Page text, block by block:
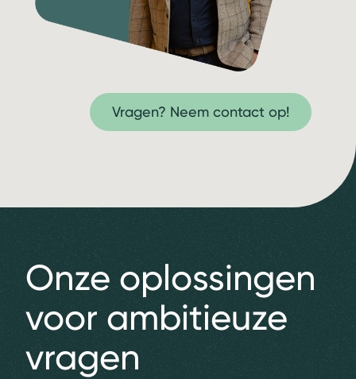
Vragen? Neem contact op!
Onze oplossingen
voor ambitieuze
vragen